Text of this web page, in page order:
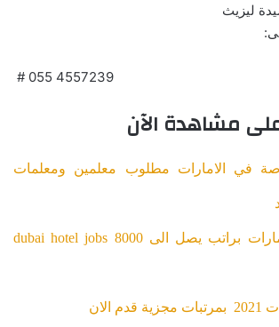
ليزيث
# 055 4557239
مشاهدة الآن
في الامارات مطلوب معلمين ومعلمات
dubai hotel jobs فندق الخوري بالامارات براتب يصل الى 8000